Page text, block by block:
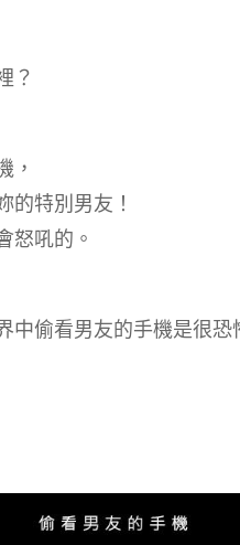
？
，
的特別男友！
怒吼的。
中偷看男友的手機是很恐